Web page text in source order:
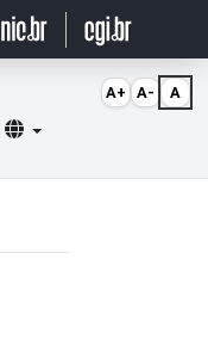
Selecionar idioma
A+ A- A